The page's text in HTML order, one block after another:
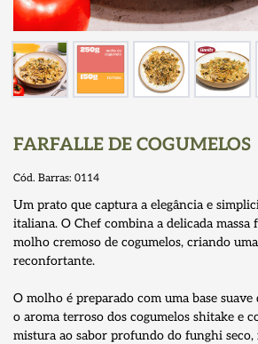
FARFALLE DE COGUMELOS
Cód. Barras: 0114
Um prato que captura a elegância e
italiana. O Chef combina a delicada
molho cremoso de cogumelos, criando
reconfortante.
O molho é preparado com uma base
o aroma terroso dos cogumelos shitake e
mistura ao sabor profundo do funghi seco,